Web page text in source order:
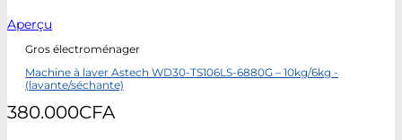
Aperçu
Gros électroménager
Machine à laver Astech WD30-TS106LS-6880G – 10kg/6kg -
(lavante/séchante)
380.000CFA